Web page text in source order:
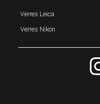
Verres Leica
Verres Nikon